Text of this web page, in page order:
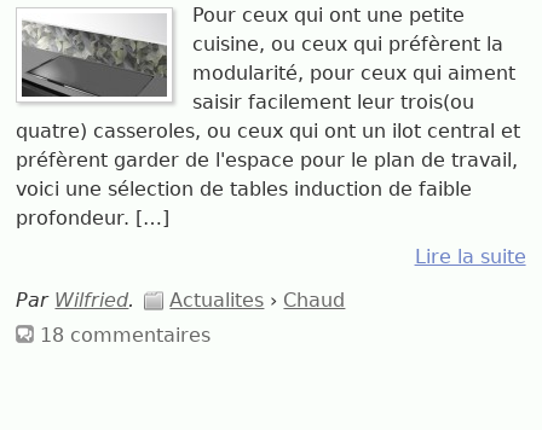
Pour ceux qui ont une petite
cuisine, ou ceux qui préfèrent la
modularité, pour ceux qui aiment
saisir facilement leur trois(ou
quatre) casseroles, ou ceux qui ont un ilot central et
préfèrent garder de l'espace pour le plan de travail,
voici une sélection de tables induction de faible
profondeur. […]
Lire la suite
Par Wilfried. Actualites › Chaud
18 commentaires